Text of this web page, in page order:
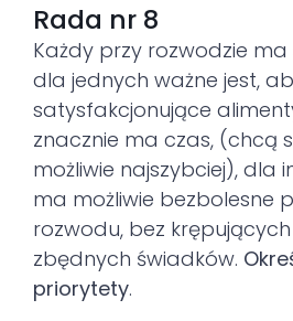
Rada nr 8
Każdy przy rozwodzie
dla jednych ważne jest,
satysfakcjonujące
znacznie ma czas, (chcą
możliwie najszybciej), dla
ma możliwie bezbolesne
rozwodu, bez
zbędnych świadków.
priorytety.